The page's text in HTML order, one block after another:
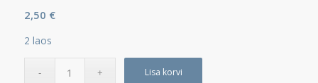
2,50 €
2 laos
Lisa korvi